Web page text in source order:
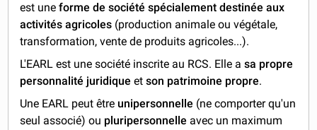
est uneforme de société spécialement destinée aux
activités agricoles (production animale ou végétale,
transformation, vente de produits agricoles...).
L'EARL est une société inscrite au RCS. Elle asa propre
personnalité juridiqueetson patrimoine propre.
Une EARL peut être unipersonnelle (ne comporter qu'un
seul associé) ou pluripersonnelle avec un maximum